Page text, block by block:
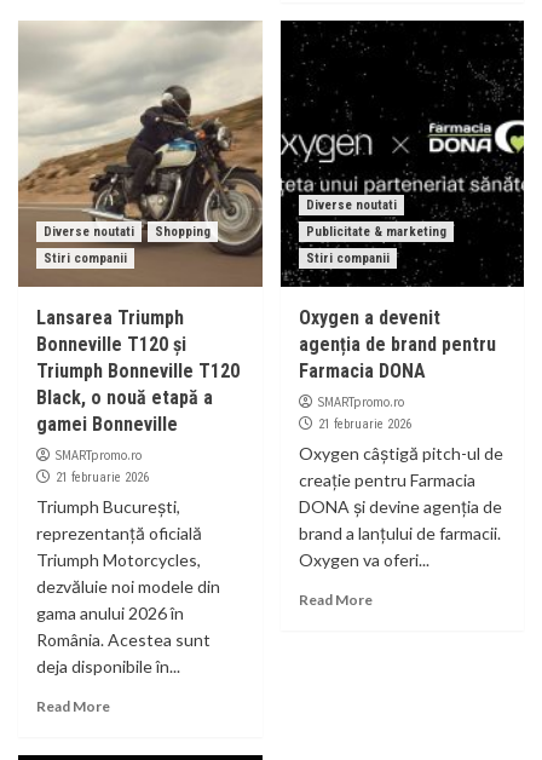
Diverse noutati
Shopping
Stiri companii
Lansarea Triumph
Bonneville T120 și
Triumph Bonneville T120
Black, o nouă etapă a
gamei Bonneville
SMARTpromo.ro
21 februarie 2026
Triumph București,
reprezentanță oficială
Triumph Motorcycles,
dezvăluie noi modele din
gama anului 2026 în
România. Acestea sunt
deja disponibile în...
Read More
Diverse noutati
Publicitate & marketing
Stiri companii
Oxygen a devenit
agenția de brand pentru
Farmacia DONA
SMARTpromo.ro
21 februarie 2026
Oxygen câștigă pitch-ul de
creație pentru Farmacia
DONA și devine agenția de
brand a lanțului de farmacii.
Oxygen va oferi...
Read More